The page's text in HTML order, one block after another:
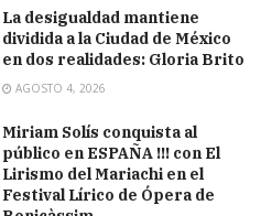
La desigualdad mantiene
dividida a la Ciudad de México
en dos realidades: Gloria Brito
AGOSTO 4, 2026
Miriam Solís conquista al
público en ESPAÑA !!! con El
Lirismo del Mariachi en el
Festival Lírico de Ópera de